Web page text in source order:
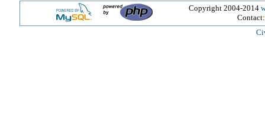
Copyright 2004-2014